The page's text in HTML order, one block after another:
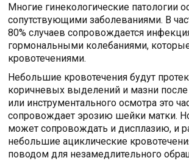
Многие гинекологические патологии
сопутствующими заболеваниями. В
80% случаев сопровождается
гормональными колебаниями,
кровотечениями.
Небольшие кровотечения будут
коричневых выделений и мазни после
или инструментального осмотра это
сопровождает эрозию шейки матки.
может сопровождать и дисплазию, и
небольшие ациклические
поводом для незамедлительного